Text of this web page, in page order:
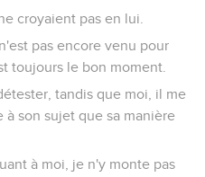
croyaient pas en lui.
pas encore venu pour
toujours le bon moment.
tandis que moi, il me
son sujet que sa manière
à moi, je n'y monte pas